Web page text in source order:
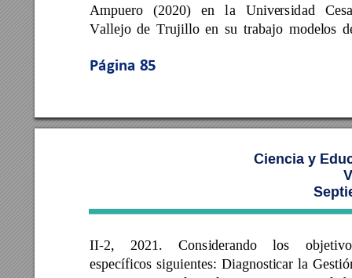
Página 85
Ampuero (2020) en la Universidad
Vallejo de Trujillo en su trabajo modelos
Ciencia y
II-2, 2021. Considerando los
específicos siguientes: Diagnosticar la